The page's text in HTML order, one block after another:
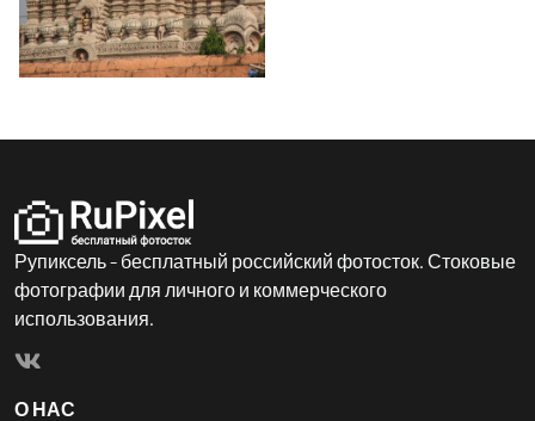
Рупиксель - бесплатный российский фотосток. Стоковые
фотографии для личного и коммерческого
использования.
О НАС